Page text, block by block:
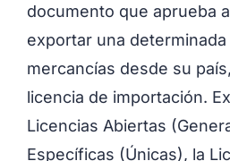
documento que aprueba
exportar una
mercancías desde su
licencia de importación.
Licencias Abiertas
Específicas (Únicas), la